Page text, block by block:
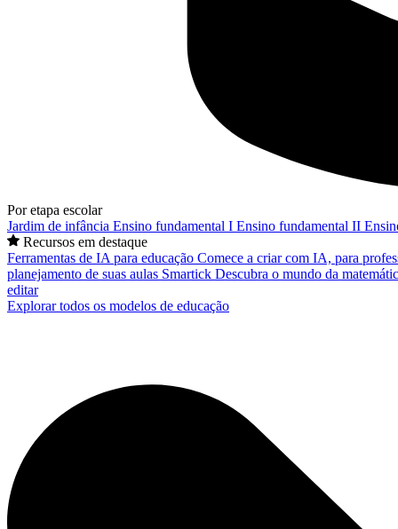
Por etapa escolar
Jardim de infância Ensino fundamental I Ensino fundamental II
Recursos em destaque
Ferramentas de IA para educação Comece a criar com IA, para
planejamento de suas aulas Smartick Descubra o mundo da
editar
Explorar todos os modelos de educação